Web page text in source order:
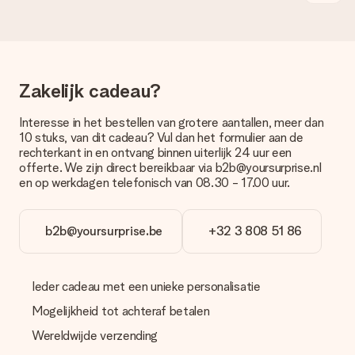
Betalen
Hoe kan ik mijn bestelling betalen?
Wij bieden de volgende betaalmethodes aan: iDeal, Paypal,
creditcard of handmatige overboeking. Hou bij handmatige
overboeking wel rekening met 3 dagen extra levertijd van je
cadeau.
Cadeau ontvangen
Wat als het cadeau toch niet helemaal naar mijn zin is?
We vinden het erg vervelend als je cadeau niet naar wens is
passende oplossing.
Wordt de factuur met de bestelling meegestuurd?
Er wordt geen factuur meegestuurd bij je bestelling. Je
Zakelijk cadeau?
Interesse in het bestellen van grotere aantallen, meer dan
10 stuks, van dit cadeau? Vul dan het formulier aan de
rechterkant in en ontvang binnen uiterlijk 24 uur een
offerte. We zijn direct bereikbaar via b2b@yoursurprise.nl
en op werkdagen telefonisch van 08.30 - 17.00 uur.
b2b@yoursurprise.be +32 3 808 51 86
Ieder cadeau met een unieke personalisatie
Mogelijkheid tot achteraf betalen
Wereldwijde verzending